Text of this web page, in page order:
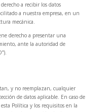
a recibir los datos
a nuestra empresa, en un
mecánica.
derecho a presentar una
ante la autoridad de
y no reemplazan, cualquier
de datos aplicable. En caso de
Política y los requisitos en la